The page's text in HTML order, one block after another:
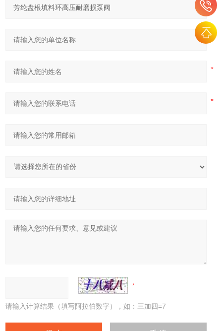
请输入计算结果（填写阿拉伯数字），如：三加四=7